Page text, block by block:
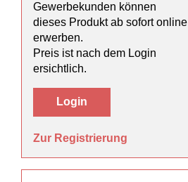
Gewerbekunden können
dieses Produkt ab sofort online
erwerben.
Preis ist nach dem Login
ersichtlich.
Login
Zur Registrierung